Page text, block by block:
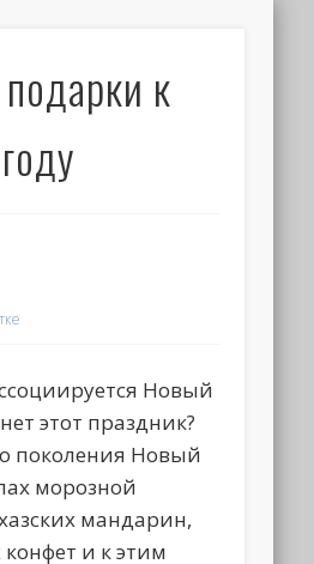
к
Новый
этот праздник?
поколения Новый
морозной
мандарин,
и к этим